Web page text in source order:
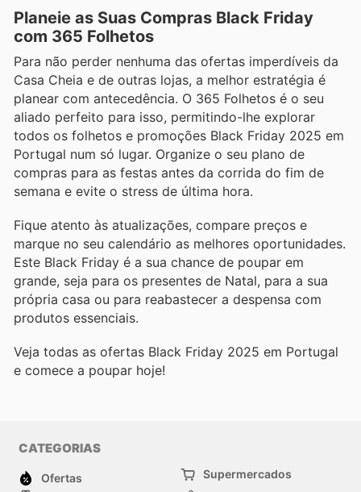
Planeie as Suas Compras Black Friday
com 365 Folhetos
Para não perder nenhuma das ofertas imperdíveis da
Casa Cheia e de outras lojas, a melhor estratégia é
planear com antecedência. O 365 Folhetos é o seu
aliado perfeito para isso, permitindo-lhe explorar
todos os folhetos e promoções Black Friday 2025 em
Portugal num só lugar. Organize o seu plano de
compras para as festas antes da corrida do fim de
semana e evite o stress de última hora.
Fique atento às atualizações, compare preços e
marque no seu calendário as melhores oportunidades.
Este Black Friday é a sua chance de poupar em
grande, seja para os presentes de Natal, para a sua
própria casa ou para reabastecer a despensa com
produtos essenciais.
Veja todas as ofertas Black Friday 2025 em Portugal
e comece a poupar hoje!
CATEGORIAS
Ofertas
Supermercados